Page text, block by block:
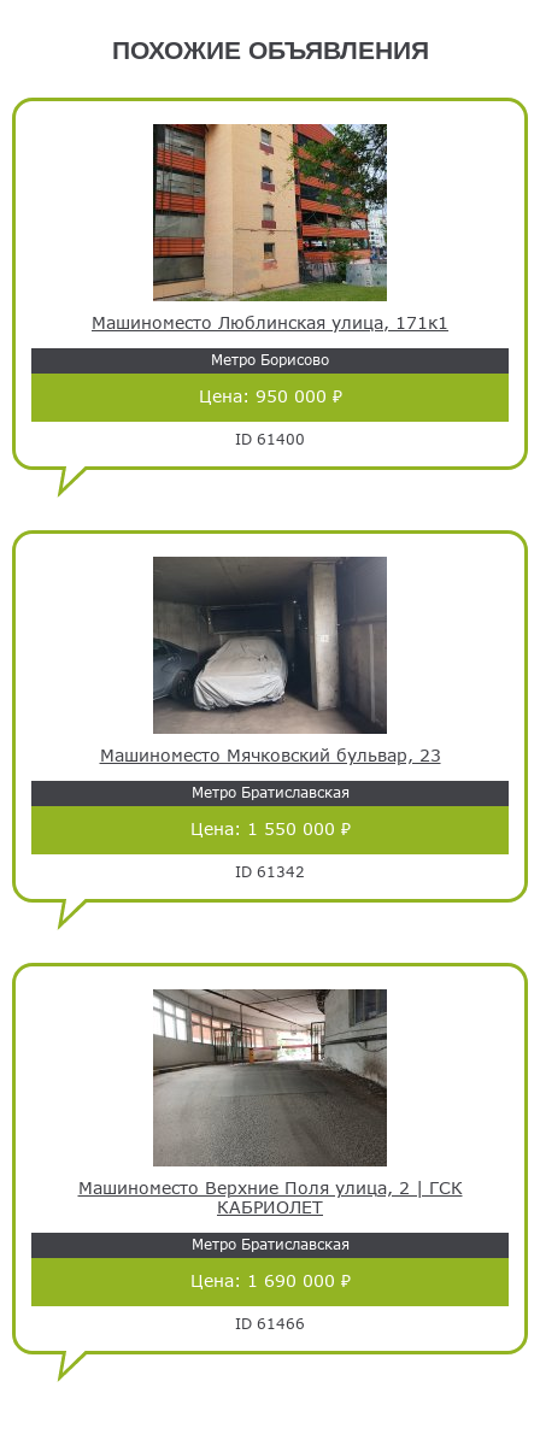
ПОХОЖИЕ ОБЪЯВЛЕНИЯ
Машиноместо Люблинская улица, 171к1
Метро Борисово
Цена: 950 000 ₽
ID 61400
Машиноместо Мячковский бульвар, 23
Метро Братиславская
Цена: 1 550 000 ₽
ID 61342
Машиноместо Верхние Поля улица, 2 | ГСК
КАБРИОЛЕТ
Метро Братиславская
Цена: 1 690 000 ₽
ID 61466